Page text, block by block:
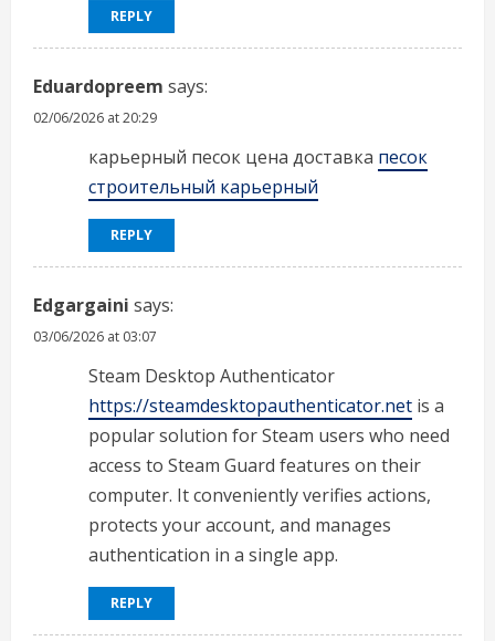
REPLY
Eduardopreem says:
02/06/2026 at 20:29
карьерный песок цена доставка песок
строительный карьерный
REPLY
Edgargaini says:
03/06/2026 at 03:07
Steam Desktop Authenticator
https://steamdesktopauthenticator.net is a
popular solution for Steam users who need
access to Steam Guard features on their
computer. It conveniently verifies actions,
protects your account, and manages
authentication in a single app.
REPLY